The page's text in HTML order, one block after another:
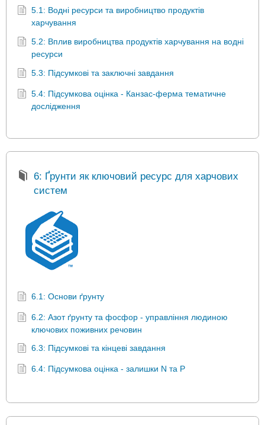
5.1: Водні ресурси та виробництво продуктів
харчування
5.2: Вплив виробництва продуктів харчування на водні
ресурси
5.3: Підсумкові та заключні завдання
5.4: Підсумкова оцінка - Канзас-ферма тематичне
дослідження
6: Ґрунти як ключовий ресурс для харчових
систем
6.1: Основи ґрунту
6.2: Азот ґрунту та фосфор - управління людиною
ключових поживних речовин
6.3: Підсумкові та кінцеві завдання
6.4: Підсумкова оцінка - залишки N та P